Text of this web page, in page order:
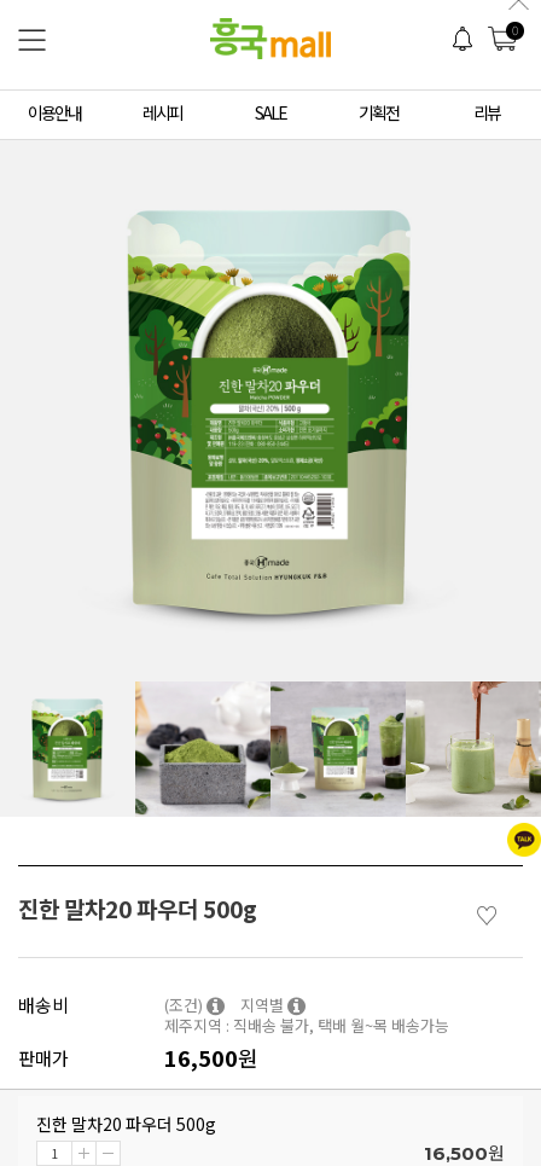
0
이용안내 레시피 SALE 기획전 리뷰
진한 말차20 파우더 500g ♡
배송비 (조건)
지역별
제주지역 : 직배송 불가, 택배 월~목 배송가능
판매가 16,500원
진한 말차20 파우더 500g
16,500원